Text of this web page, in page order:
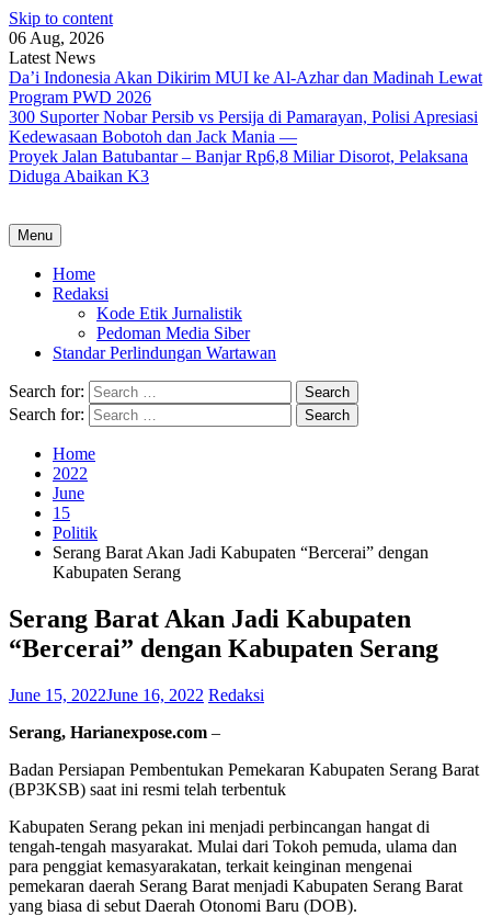
Skip to content
06 Aug, 2026
Latest News
Da’i Indonesia Akan Dikirim MUI ke Al-Azhar dan Madinah Lewat
Program PWD 2026
300 Suporter Nobar Persib vs Persija di Pamarayan, Polisi Apresiasi
Kedewasaan Bobotoh dan Jack Mania —
Proyek Jalan Batubantar – Banjar Rp6,8 Miliar Disorot, Pelaksana
Diduga Abaikan K3
Menu
Home
Redaksi
Kode Etik Jurnalistik
Pedoman Media Siber
Standar Perlindungan Wartawan
Search for:
Search for:
Home
2022
June
15
Politik
Serang Barat Akan Jadi Kabupaten “Bercerai” dengan
Kabupaten Serang
Serang Barat Akan Jadi Kabupaten
“Bercerai” dengan Kabupaten Serang
June 15, 2022June 16, 2022 Redaksi
Serang, Harianexpose.com –
Badan Persiapan Pembentukan Pemekaran Kabupaten Serang Barat
(BP3KSB) saat ini resmi telah terbentuk
Kabupaten Serang pekan ini menjadi perbincangan hangat di
tengah-tengah masyarakat. Mulai dari Tokoh pemuda, ulama dan
para penggiat kemasyarakatan, terkait keinginan mengenai
pemekaran daerah Serang Barat menjadi Kabupaten Serang Barat
yang biasa di sebut Daerah Otonomi Baru (DOB).